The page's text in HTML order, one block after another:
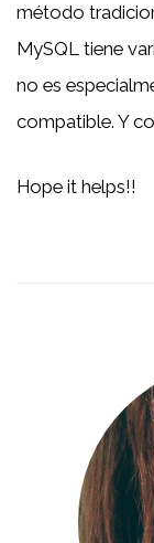
método
MySQL tiene
no es
compatible. Y
Hope it helps!!